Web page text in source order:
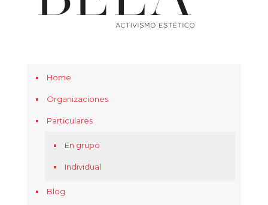
Home
Organizaciones
Particulares
En grupo
Individual
Blog